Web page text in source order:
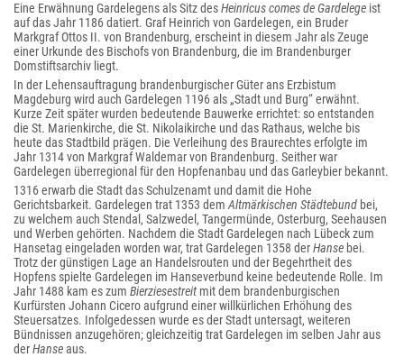
Eine Erwähnung Gardelegens als Sitz desHeinricus comes de Gardelege ist
auf das Jahr 1186 datiert. Graf Heinrich von Gardelegen, ein Bruder
Markgraf Ottos II. von Brandenburg, erscheint in diesem Jahr als Zeuge
einer Urkunde des Bischofs von Brandenburg, die im Brandenburger
Domstiftsarchiv liegt.
In der Lehensauftragung brandenburgischer Güter ans Erzbistum
Magdeburg wird auch Gardelegen 1196 als „Stadt und Burg“ erwähnt.
Kurze Zeit später wurden bedeutende Bauwerke errichtet: so entstanden
die St. Marienkirche, die St. Nikolaikirche und das Rathaus, welche bis
heute das Stadtbild prägen. Die Verleihung des Braurechtes erfolgte im
Jahr 1314 von Markgraf Waldemar von Brandenburg. Seither war
Gardelegen überregional für den Hopfenanbau und das Garleybier bekannt.
1316 erwarb die Stadt das Schulzenamt und damit die Hohe
Gerichtsbarkeit. Gardelegen trat 1353 dem Altmärkischen Städtebund bei,
zu welchem auch Stendal, Salzwedel, Tangermünde, Osterburg, Seehausen
und Werben gehörten. Nachdem die Stadt Gardelegen nach Lübeck zum
Hansetag eingeladen worden war, trat Gardelegen 1358 derHanse bei.
Trotz der günstigen Lage an Handelsrouten und der Begehrtheit des
Hopfens spielte Gardelegen im Hanseverbund keine bedeutende Rolle. Im
Jahr 1488 kam es zum Bierziesestreit mit dem brandenburgischen
Kurfürsten Johann Cicero aufgrund einer willkürlichen Erhöhung des
Steuersatzes. Infolgedessen wurde es der Stadt untersagt, weiteren
Bündnissen anzugehören; gleichzeitig trat Gardelegen im selben Jahr aus
derHanseaus.